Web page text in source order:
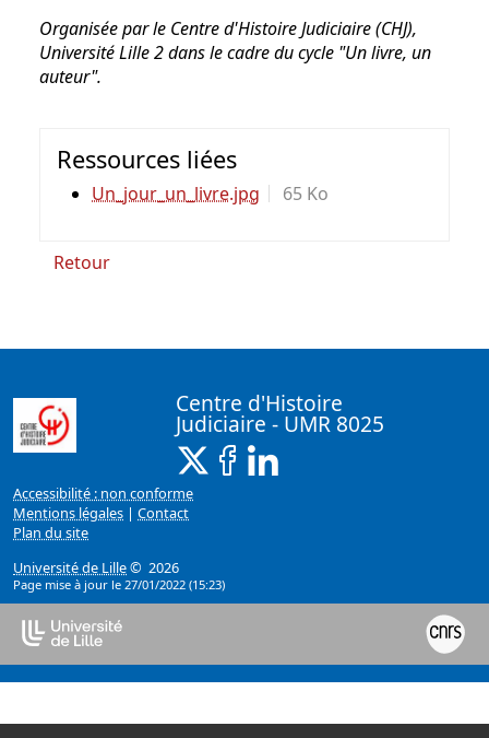
Organisée par le Centre d'Histoire Judiciaire (CHJ),
Université Lille 2 dans le cadre du cycle "Un livre, un
auteur".
Ressources liées
Un_jour_un_livre.jpg 65 Ko
Retour
Centre d'Histoire
Judiciaire - UMR 8025
X ( Nouvelle fenêtre)
Facebook ( Nouvelle fenêtre)
Accessibilité : non conforme
Mentions légales | Contact
Plan du site
Université de Lille© 2026
Page mise à jour le 27/01/2022 (15:23)